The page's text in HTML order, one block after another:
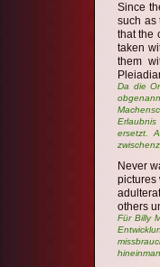
Since
such as
that the
taken
them
Da die
ersetzt.
Never
pictures
others
Für Billy